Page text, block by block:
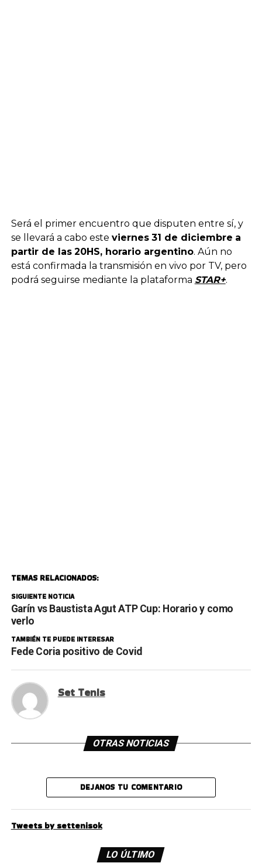
Será el primer encuentro que disputen entre sí, y
se llevará a cabo este viernes 31 de diciembre a
partir de las 20HS, horario argentino. Aún no
está confirmada la transmisión en vivo por TV, pero
podrá seguirse mediante la plataforma STAR+.
TEMAS RELACIONADOS:
SIGUIENTE NOTICIA
Garín vs Baustista Agut ATP Cup: Horario y como
verlo
TAMBIÉN TE PUEDE INTERESAR
Fede Coria positivo de Covid
Set Tenis
OTRAS NOTICIAS
DEJANOS TU COMENTARIO
Tweets by settenisok
LO ÚLTIMO